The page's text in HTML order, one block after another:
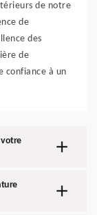
de notre
de
des
de
confiance à un
votre